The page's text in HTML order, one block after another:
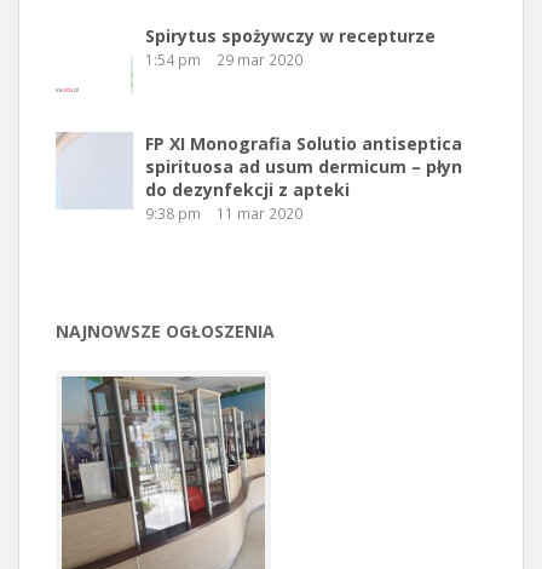
Spirytus spożywczy w recepturze
1:54 pm 29 mar 2020
FP XI Monografia Solutio antiseptica
spirituosa ad usum dermicum – płyn
do dezynfekcji z apteki
9:38 pm 11 mar 2020
NAJNOWSZE OGŁOSZENIA